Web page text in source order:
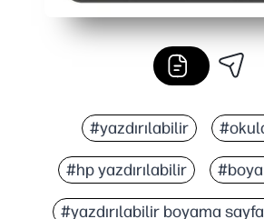
#yazdırılabilir
#hp yazdırılabilir
#yazdırılabilir boyama